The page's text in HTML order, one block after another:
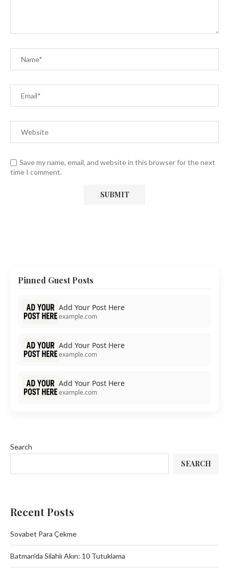
Save my name, email, and website in this browser for the next
time I comment.
Pinned Guest Posts
Add Your Post Here
example.com
Add Your Post Here
example.com
Add Your Post Here
example.com
Search
SEARCH
Recent Posts
Sovabet Para Çekme
Batman’da Silahlı Akın: 10 Tutuklama